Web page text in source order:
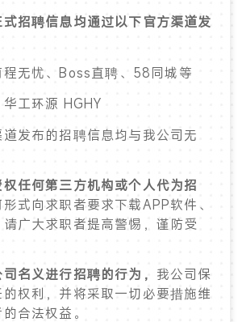
招聘信息均通过以下官方渠道发
程无忧、Boss直聘、58同城等
工环源 HGHY
发布的招聘信息均与我公司无
任何第三方机构或个人代为招
式向求职者要求下载APP软件、
广大求职者提高警惕，谨防受
名义进行招聘的行为， 我公司保
权利，并将采取一切必要措施维
合法权益。